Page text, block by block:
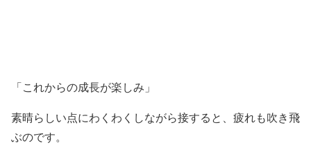
「これからの成長が楽しみ」
素晴らしい点にわくわくしながら接すると、疲れも吹き飛
ぶのです。